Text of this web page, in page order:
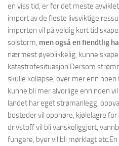
en viss tid, er for det meste
import av de fleste livsviktige
importen vil på veldig kort tid
solstorm, men også en fiendtlig
nærmest øyeblikkelig, kunne skape
katastrofesituasjon.Dersom
skulle kollapse, over mer enn
kunne bli mer alvorlige enn noen
landet har eget strømanlegg,
bosteder vil opphøre, kjølelagre
drivstoff vil bli vanskeliggjort,
fungere, byer vil bli mørklagt